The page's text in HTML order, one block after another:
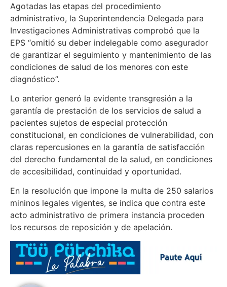
Agotadas las etapas del procedimiento
administrativo, la Superintendencia Delegada para
Investigaciones Administrativas comprobó que la
EPS “omitió su deber indelegable como asegurador
de garantizar el seguimiento y mantenimiento de las
condiciones de salud de los menores con este
diagnóstico”.
Lo anterior generó la evidente transgresión a la
garantía de prestación de los servicios de salud a
pacientes sujetos de especial protección
constitucional, en condiciones de vulnerabilidad, con
claras repercusiones en la garantía de satisfacción
del derecho fundamental de la salud, en condiciones
de accesibilidad, continuidad y oportunidad.
En la resolución que impone la multa de 250 salarios
mininos legales vigentes, se indica que contra este
acto administrativo de primera instancia proceden
los recursos de reposición y de apelación.